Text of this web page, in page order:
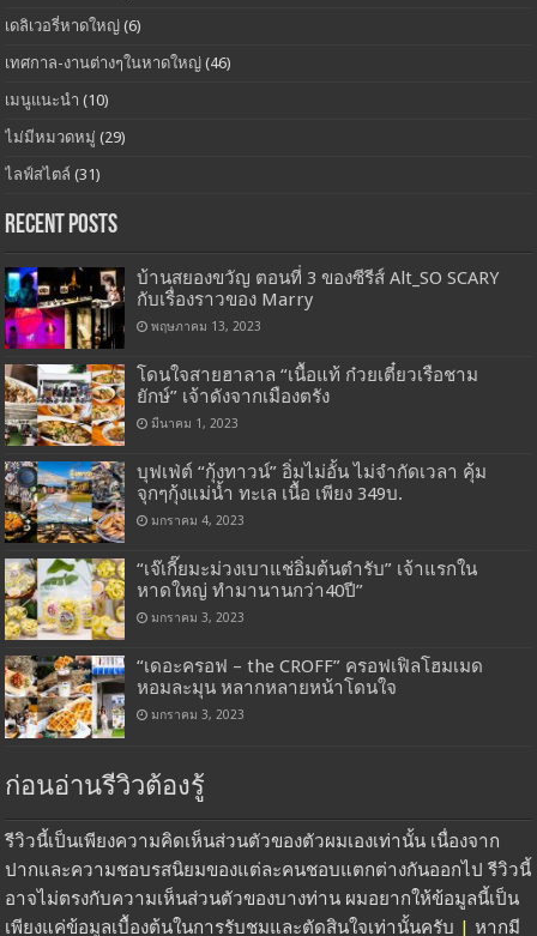
เดลิเวอรี่หาดใหญ่ (6)
เทศกาล-งานต่างๆในหาดใหญ่ (46)
เมนูแนะนำ (10)
ไม่มีหมวดหมู่ (29)
ไลฟ์สไตล์ (31)
Recent Posts
บ้านสยองขวัญ ตอนที่ 3 ของซีรีส์ Alt_SO SCARY
กับเรื่องราวของ Marry
พฤษภาคม 13, 2023
โดนใจสายฮาลาล “เนื้อแท้ ก๋วยเตี๋ยวเรือชาม
ยักษ์” เจ้าดังจากเมืองตรัง
มีนาคม 1, 2023
บุฟเฟ่ต์ “กุ้งทาวน์” อิ่มไม่อั้น ไม่จำกัดเวลา คุ้ม
จุกๆกุ้งแม่น้ำ ทะเล เนื้อ เพียง 349บ.
มกราคม 4, 2023
“เจ๊เกี๊ยมะม่วงเบาแช่อิ่มต้นตำรับ” เจ้าแรกใน
หาดใหญ่ ทำมานานกว่า40ปี”
มกราคม 3, 2023
“เดอะครอฟ – the CROFF” ครอฟเฟิลโฮมเมด
หอมละมุน หลากหลายหน้าโดนใจ
มกราคม 3, 2023
ก่อนอ่านรีวิวต้องรู้
รีวิวนี้เป็นเพียงความคิดเห็นส่วนตัวของตัวผมเองเท่านั้น เนื่องจาก
ปากและความชอบรสนิยมของแต่ละคนชอบแตกต่างกันออกไป รีวิวนี้
อาจไม่ตรงกับความเห็นส่วนตัวของบางท่าน ผมอยากให้ข้อมูลนี้เป็น
เพียงแค่ข้อมูลเบื้องต้นในการรับชมและตัดสินใจเท่านั้นครับ | หากมี